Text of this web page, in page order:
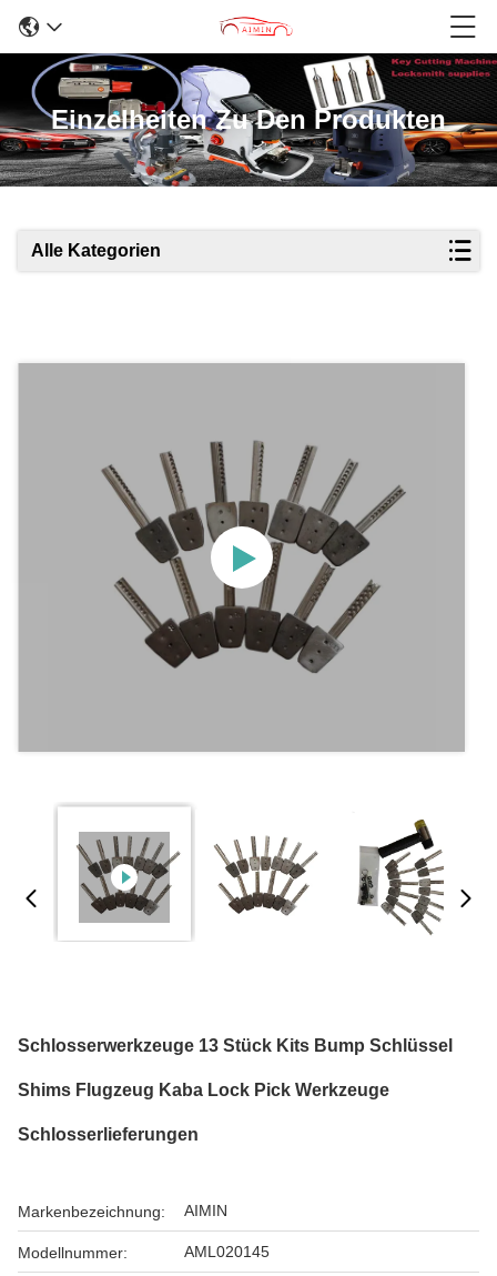
Einzelheiten Zu Den Produkten
Alle Kategorien
Schlosserwerkzeuge 13 Stück Kits Bump Schlüssel
Shims Flugzeug Kaba Lock Pick Werkzeuge
Schlosserlieferungen
Markenbezeichnung: AIMIN
Modellnummer: AML020145